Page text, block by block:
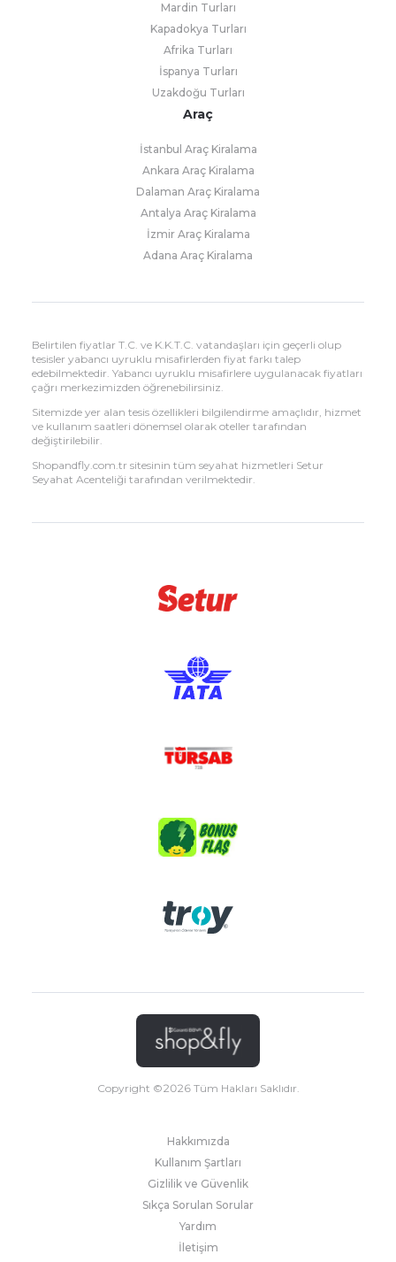
Mardin Turları
Kapadokya Turları
Afrika Turları
İspanya Turları
Uzakdoğu Turları
Araç
İstanbul Araç Kiralama
Ankara Araç Kiralama
Dalaman Araç Kiralama
Antalya Araç Kiralama
İzmir Araç Kiralama
Adana Araç Kiralama
Belirtilen fiyatlar T.C. ve K.K.T.C. vatandaşları için geçerli olup
tesisler yabancı uyruklu misafirlerden fiyat farkı talep
edebilmektedir. Yabancı uyruklu misafirlere uygulanacak fiyatları
çağrı merkezimizden öğrenebilirsiniz.
Sitemizde yer alan tesis özellikleri bilgilendirme amaçlıdır, hizmet
ve kullanım saatleri dönemsel olarak oteller tarafından
değiştirilebilir.
Shopandfly.com.tr sitesinin tüm seyahat hizmetleri Setur
Seyahat Acenteliği tarafından verilmektedir.
Copyright ©2026Tüm Hakları Saklıdır.
Hakkımızda
Kullanım Şartları
Gizlilik ve Güvenlik
Sıkça Sorulan Sorular
Yardım
İletişim